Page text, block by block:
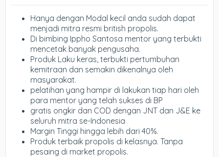
Hanya dengan Modal kecil anda sudah dapat
menjadi mitra resmi british propolis.
Di bimbing Ippho Santosa mentor yang terbukti
mencetak banyak pengusaha.
Produk Laku keras, terbukti pertumbuhan
kemitraan dan semakin dikenalnya oleh
masyarakat.
pelatihan yang hampir di lakukan tiap hari oleh
para mentor yang telah sukses di BP
gratis ongkir dan COD dengan JNT dan J&E ke
seluruh mitra se-Indonesia
Margin Tinggi hingga lebih dari 40%.
Produk terbaik propolis di kelasnya. Tanpa
pesaing di market propolis.